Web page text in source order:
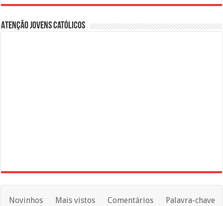
Atenção Jovens Católicos
Novinhos Mais vistos Comentários Palavra-chave